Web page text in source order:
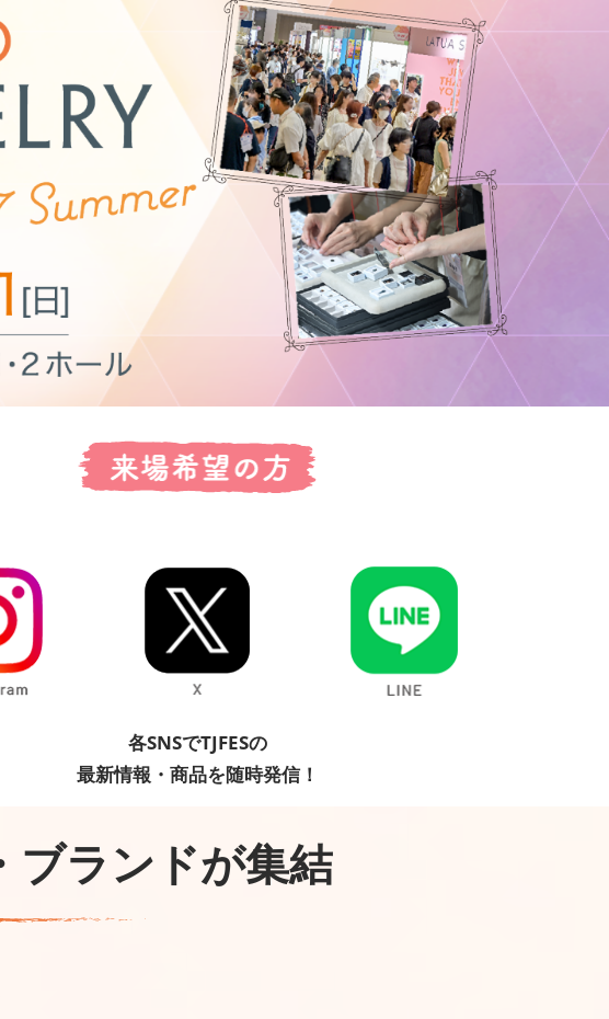
各SNSでTJFESの
最新情報・商品を随時発信！
ブランドが集結